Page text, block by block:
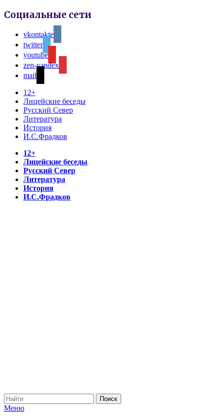
Социальные сети
vkontakte
twitter
youtube
zen-yandex
mail
12+
Лицейские беседы
Русский Север
Литература
История
И.С.Фрадков
12+
Лицейские беседы
Русский Север
Литература
История
И.С.Фрадков
Меню